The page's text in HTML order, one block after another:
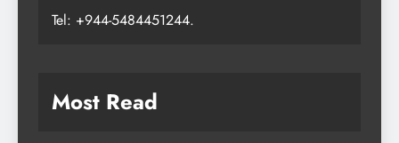
Tel: +944-5484451244.
Most Read